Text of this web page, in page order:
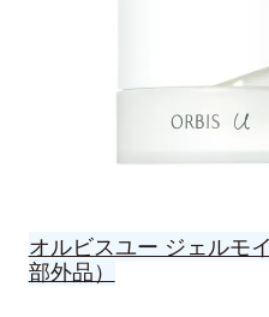
オルビスユー ジェルモ
部外品）